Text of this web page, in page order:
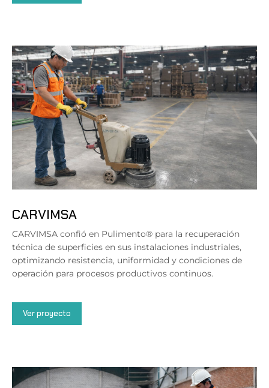
CARVIMSA
CARVIMSA confió en Pulimento® para la recuperación
técnica de superficies en sus instalaciones industriales,
optimizando resistencia, uniformidad y condiciones de
operación para procesos productivos continuos.
Ver proyecto